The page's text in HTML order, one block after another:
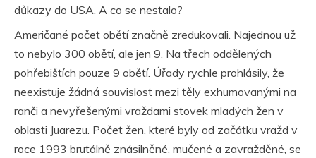
důkazy do USA. A co se nestalo?
Američané počet obětí značně zredukovali. Najednou už
to nebylo 300 obětí, ale jen 9. Na třech oddělených
pohřebištích pouze 9 obětí. Úřady rychle prohlásily, že
neexistuje žádná souvislost mezi těly exhumovanými na
ranči a nevyřešenými vraždami stovek mladých žen v
oblasti Juarezu. Počet žen, které byly od začátku vražd v
roce 1993 brutálně znásilněné, mučené a zavražděné, se